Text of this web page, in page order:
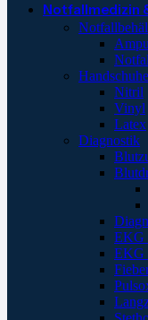
Notfallmedizin
Handschuhe
Nitril
Vinyl
Latex
Diagnostik
EKG
EKG